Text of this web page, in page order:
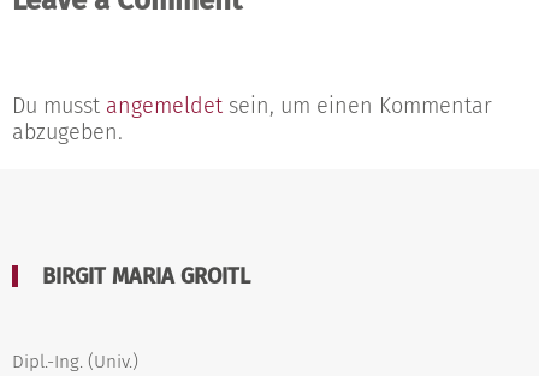
Du musst angemeldet sein, um einen Kommentar
abzugeben.
BIRGIT MARIA GROITL
Dipl.-Ing. (Univ.)